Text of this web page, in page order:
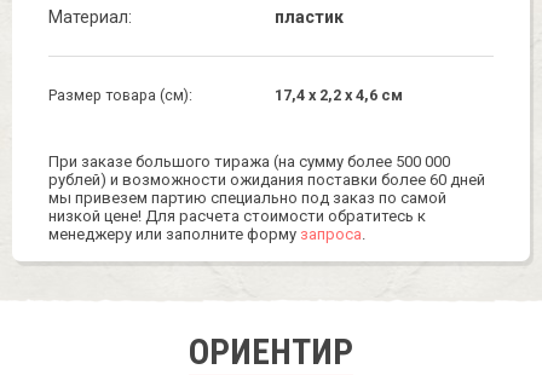
Материал:
пластик
Размер товара (см): 17,4 x 2,2 x 4,6 см
При заказе большого тиража (на сумму более 500 000
рублей) и возможности ожидания поставки более 60 дней
мы привезем партию специально под заказ по самой
низкой цене! Для расчета стоимости обратитесь к
менеджеру или заполните форму запроса.
ОРИЕНТИР